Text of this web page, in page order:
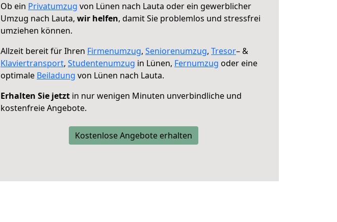
Ob ein Privatumzug von Lünen nach Lauta oder ein gewerblicher
Umzug nach Lauta, wir helfen, damit Sie problemlos und stressfrei
umziehen können.
Allzeit bereit für Ihren Firmenumzug, Seniorenumzug, Tresor– &
Klaviertransport, Studentenumzug in Lünen, Fernumzug oder eine
optimale Beiladung von Lünen nach Lauta.
Erhalten Sie jetzt in nur wenigen Minuten unverbindliche und
kostenfreie Angebote.
Kostenlose Angebote erhalten